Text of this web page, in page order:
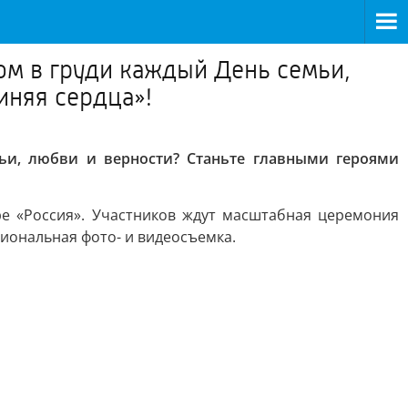
в груди каждый День семьи,
сердца»!
любви и верности? Станьте главными героями
Участников ждут масштабная церемония
фото- и видеосъемка.